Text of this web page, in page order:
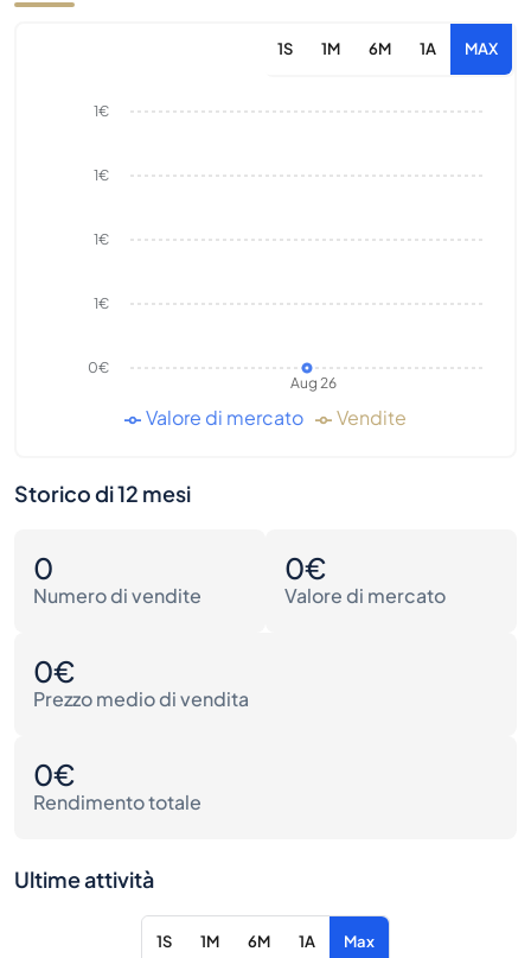
1S 1M 6M 1A MAX
Aug 26
0€
1€
1€
1€
1€
Valore di mercato Vendite
Storico di 12 mesi
0
Numero di vendite
0€
Valore di mercato
0€
Prezzo medio di vendita
0€
Rendimento totale
Ultime attività
1S 1M 6M 1A Max